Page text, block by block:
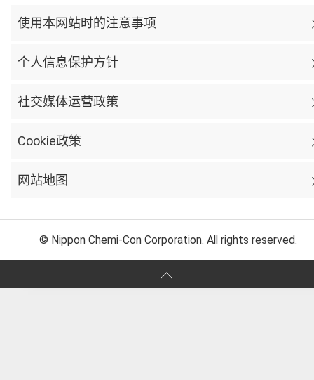
使用本网站时的注意事项
个人信息保护方针
社交媒体运营政策
Cookie政策
网站地图
© Nippon Chemi-Con Corporation. All rights reserved.